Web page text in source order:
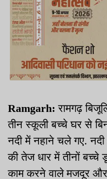
Ramgarh: रामगढ़
तीन स्कूली बच्चे घर से
नदी में नहाने चले गए. नदी
की तेज धार में तीनों
काम करने वाले मजदूर और